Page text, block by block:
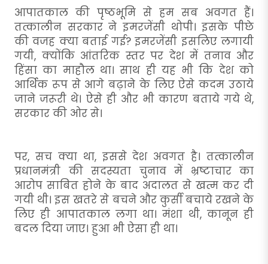
आपातकाल की पृष्ठभूमि से हम सब अवगत हैं।
तत्कालीन सरकार ने इमरजेंसी थोपी। इसके पीछे
की वजह क्या बताई गई? इमरजेंसी इसलिए लगायी
गयी, क्योंकि आंतरिक स्तर पर देश में तनाव और
हिंसा का माहौल था। साथ ही यह भी कि देश को
आर्थिक रूप से आगे बढ़ाने के लिए ऐसे कदम उठाये
जाने जरूरी थे। ऐसे ही और भी कारण बताये गये थे,
सरकार की ओर से।
पर, सच क्या था, इससे देश अवगत है। तत्कालीन
प्रधानमंत्री की सदस्यता चुनाव में भ्रष्टाचार का
आरोप साबित होने के बाद अदालत से खत्म कर दी
गयी थी। इस खतरे से बचने और कुर्सी बचाये रखने के
लिए ही आपातकाल लगा था। मंशा थी, कानून ही
बदल दिया जाए। हुआ भी ऐसा ही था।